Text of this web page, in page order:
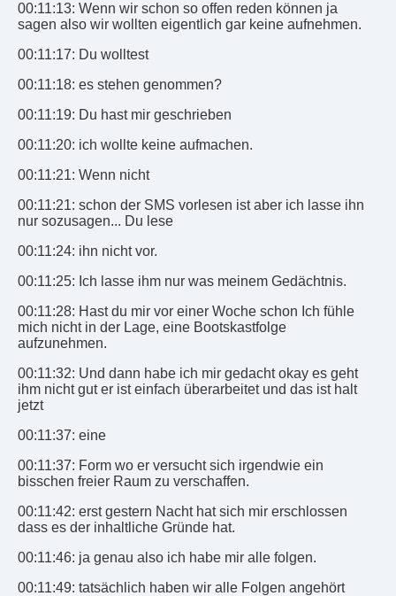
00:11:13: Wenn wir schon so offen reden können ja
sagen also wir wollten eigentlich gar keine aufnehmen.
00:11:17: Du wolltest
00:11:18: es stehen genommen?
00:11:19: Du hast mir geschrieben
00:11:20: ich wollte keine aufmachen.
00:11:21: Wenn nicht
00:11:21: schon der SMS vorlesen ist aber ich lasse ihn
nur sozusagen... Du lese
00:11:24: ihn nicht vor.
00:11:25: Ich lasse ihm nur was meinem Gedächtnis.
00:11:28: Hast du mir vor einer Woche schon Ich fühle
mich nicht in der Lage, eine Bootskastfolge
aufzunehmen.
00:11:32: Und dann habe ich mir gedacht okay es geht
ihm nicht gut er ist einfach überarbeitet und das ist halt
jetzt
00:11:37: eine
00:11:37: Form wo er versucht sich irgendwie ein
bisschen freier Raum zu verschaffen.
00:11:42: erst gestern Nacht hat sich mir erschlossen
dass es der inhaltliche Gründe hat.
00:11:46: ja genau also ich habe mir alle folgen.
00:11:49: tatsächlich haben wir alle Folgen angehört